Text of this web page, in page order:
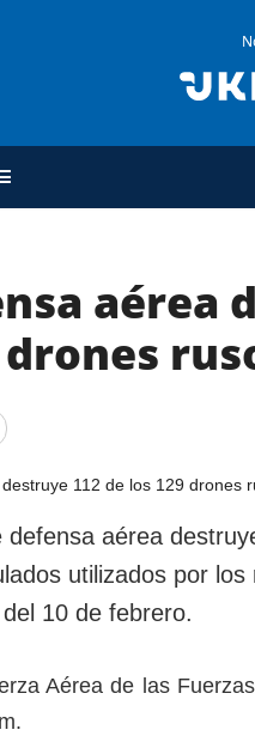
AGENCIA
contacto
servicios
protección de datos
personales
aérea
defensa aérea
utilizados por
10 de febrero.
Aérea de las